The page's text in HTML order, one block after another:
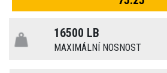
16500 LB
MAXIMÁLNÍ NOSNOST